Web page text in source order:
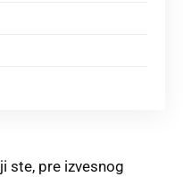
ste, pre izvesnog